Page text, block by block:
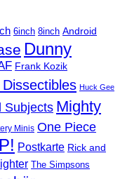
6inch 8inch Android
Dunny
Frank Kozik
Huck Gee
Subjects Mighty
Minis One Piece
Postkarte Rick and
The Simpsons